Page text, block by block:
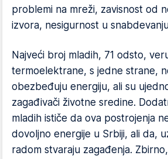
problemi na mreži, zavisnost od
izvora, nesigurnost u
Najveći broj mladih, 71 odsto,
termoelektrane, s jedne strane,
obezbeđuju energiju, ali su
zagađivači životne sredine.
mladih ističe da ova postrojenja
dovoljno energije u Srbiji, ali da,
radom stvaraju zagađenja.